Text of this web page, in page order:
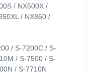
/ NX500X /
/ NX860 /
/ S-7200C / S-
/ S-7500 / S-
/ S-7710N